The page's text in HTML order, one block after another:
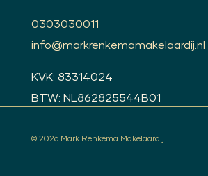
0303030011
info@markrenkemamakelaardij.nl
KVK: 83314024
BTW: NL862825544B01
© 2026 Mark Renkema Makelaardij